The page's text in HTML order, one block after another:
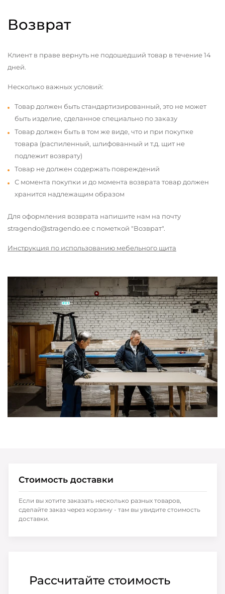
Возврат
Клиент в праве вернуть не подошедший товар в течение 14
дней.
Несколько важных условий:
Товар должен быть стандартизированный, это не может
быть изделие, сделанное специально по заказу
Товар должен быть в том же виде, что и при покупке
товара (распиленный, шлифованный и т.д. щит не
подлежит возврату)
Товар не должен содержать повреждений
С момента покупки и до момента возврата товар должен
хранится надлежащим образом
Для оформления возврата напишите нам на почту
stragendo@stragendo.ee с пометкой "Возврат".
Инструкция по использованию мебельного щита
Рассчитайте стоимость
Стоимость доставки
Если вы хотите заказать несколько разных товаров,
сделайте заказ через корзину - там вы увидите стоимость
доставки.